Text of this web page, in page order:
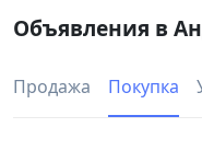
Объявления в
Продажа Покупка